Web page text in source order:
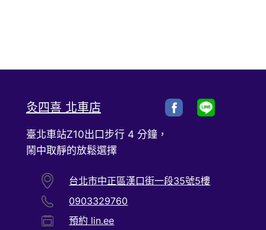
灸四喜 北車店
臺北車站Z10出口步行 4 分鐘，
鬧中取靜的放鬆選擇
台北市中正區漢口街一段35號5樓
0903329760
預約 lin.ee